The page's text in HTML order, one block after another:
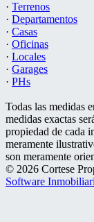
· Terrenos
· Departamentos
· Casas
· Oficinas
· Locales
· Garages
· PHs
Todas las medidas
medidas exactas
propiedad de cada
meramente
son meramente
© 2026 Cortese
Software